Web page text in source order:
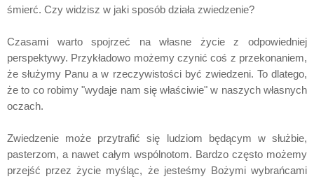
śmierć. Czy widzisz w jaki sposób działa zwiedzenie?
Czasami warto spojrzeć na własne życie z odpowiedniej
perspektywy. Przykładowo możemy czynić coś z przekonaniem,
że służymy Panu a w rzeczywistości być zwiedzeni. To dlatego,
że to co robimy "wydaje nam się właściwie" w naszych własnych
oczach.
Zwiedzenie może przytrafić się ludziom będącym w służbie,
pasterzom, a nawet całym wspólnotom. Bardzo często możemy
przejść przez życie myśląc, że jesteśmy Bożymi wybrańcami